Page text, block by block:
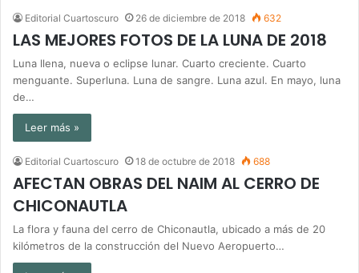
Editorial Cuartoscuro 26 de diciembre de 2018 632
LAS MEJORES FOTOS DE LA LUNA DE 2018
Luna llena, nueva o eclipse lunar. Cuarto creciente. Cuarto
menguante. Superluna. Luna de sangre. Luna azul. En mayo, luna
de…
Leer más »
Editorial Cuartoscuro 18 de octubre de 2018 688
AFECTAN OBRAS DEL NAIM AL CERRO DE
CHICONAUTLA
La flora y fauna del cerro de Chiconautla, ubicado a más de 20
kilómetros de la construcción del Nuevo Aeropuerto…